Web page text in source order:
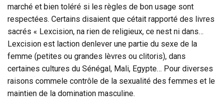
marché et bien toléré si les règles de bon usage sont
respectées. Certains disaient que cétait rapporté des livres
sacrés « Lexcision, na rien de religieux, ce nest ni dans…
Lexcision est laction denlever une partie du sexe de la
femme (petites ou grandes lèvres ou clitoris), dans
certaines cultures du Sénégal, Mali, Egypte… Pour diverses
raisons commele contrôle de la sexualité des femmes et le
maintien de la domination masculine.